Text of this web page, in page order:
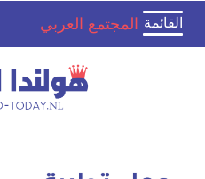
Toggle
navigation
القائمة المجتمع العربي